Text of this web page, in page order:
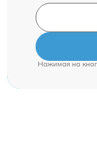
Нажимая на